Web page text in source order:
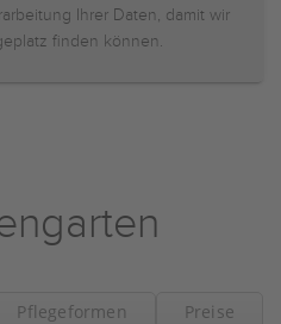
Ihrer Daten, damit wir
finden können.
Pflegeformen Preise